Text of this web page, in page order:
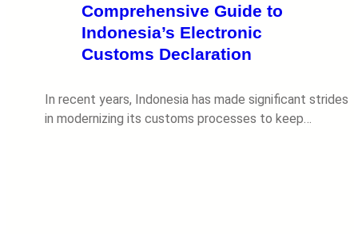
Comprehensive Guide to
Indonesia’s Electronic
Customs Declaration
In recent years, Indonesia has made significant strides
in modernizing its customs processes to keep…